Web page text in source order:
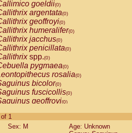
goeldii(0)
argentata(0)
geoffroyi(0)
humeralifer(0)
jacchus(0)
penicillata(0)
spp.(0)
pygmaea(0)
rosalia(0)
bicolor(0)
fuscicollis(0)
geoffroyi(0)
labiatus(0)
Saguinus leucopus (0)
of 1
Sex: M
Age: Unknown